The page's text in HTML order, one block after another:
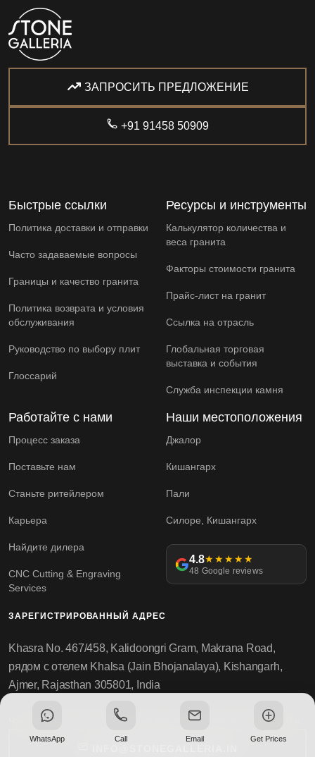
ЗАПРОСИТЬ ПРЕДЛОЖЕНИЕ
+91 91458 50909
Быстрые ссылки
Политика доставки и отправки
Часто задаваемые вопросы
Границы и качество гранита
Политика возврата и условия
обслуживания
Руководство по выбору плит
Глоссарий
Ресурсы и инструменты
Калькулятор количества и
веса гранита
Факторы стоимости гранита
Прайс-лист на гранит
Ссылка на отрасль
Глобальная торговая
выставка и события
Служба инспекции камня
Работайте с нами
Процесс заказа
Поставьте нам
Станьте ритейлером
Карьера
Найдите дилера
CNC Cutting & Engraving
Services
Наши местоположения
Джалор
Кишангарх
Пали
Силоре, Кишангарх
4.8★★★★★
48 Google reviews
ЗАРЕГИСТРИРОВАННЫЙ АДРЕС
Khasra No. 467/458, Kalidoongri Gram, Makrana Road,
рядом с отелем Khalsa (Jain Bhojanalaya), Kishangarh,
Ajmer, Rajasthan 305801, India
Часы работы (UTC +5:30): Понедельник по Субботу 0930-1830 ч.
WhatsApp Call Email Get Prices